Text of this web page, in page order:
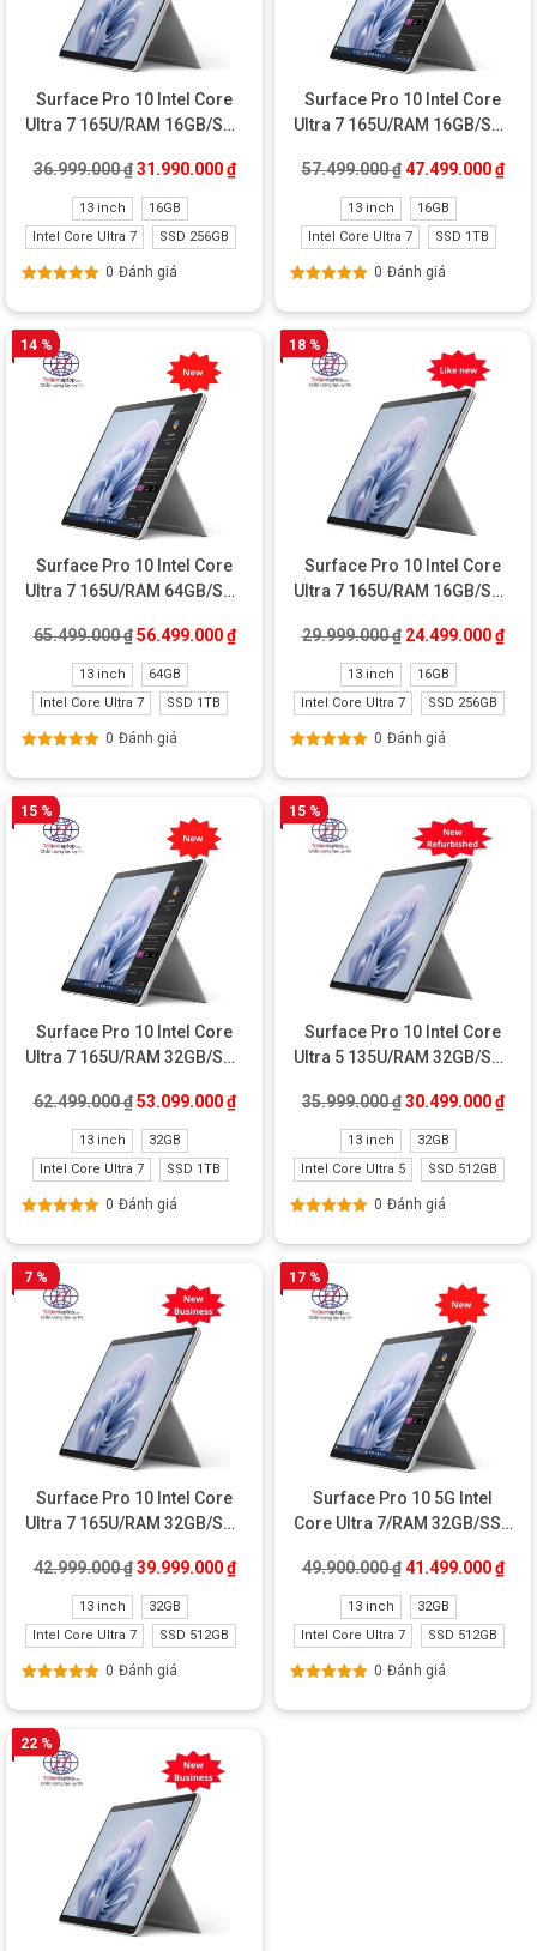
Surface Pro 10 Intel Core
Ultra 7 165U/RAM 16GB/SSD
36.999.000₫ Giá gốc là: 36.999.000 ₫.
31.990.000₫Giá hiện tại là: 31.990.000 ₫.
13 inch
16GB
Intel Core Ultra 7
SSD 256GB
0 Đánh giá
Surface Pro 10 Intel Core
Ultra 7 165U/RAM 16GB/SSD
57.499.000₫ Giá gốc là:
47.499.000₫Giá
13 inch
16GB
Intel Core Ultra 7
SSD 1TB
0 Đánh giá
14 %
Surface Pro 10 Intel Core
Ultra 7 165U/RAM 64GB/SSD
65.499.000₫ Giá gốc là: 65.499.000 ₫.
56.499.000₫Giá hiện tại là: 56.499.000 ₫.
13 inch
64GB
Intel Core Ultra 7
SSD 1TB
0 Đánh giá
18 %
Surface Pro 10 Intel Core
Ultra 7 165U/RAM 16GB/SSD
29.999.000₫ Giá gốc là:
24.499.000₫Giá
13 inch
16GB
Intel Core Ultra 7
SSD 256GB
0 Đánh giá
15 %
Surface Pro 10 Intel Core
Ultra 7 165U/RAM 32GB/SSD
62.499.000₫ Giá gốc là: 62.499.000 ₫.
53.099.000₫Giá hiện tại là: 53.099.000 ₫.
13 inch
32GB
Intel Core Ultra 7
SSD 1TB
0 Đánh giá
15 %
Surface Pro 10 Intel Core
Ultra 5 135U/RAM 32GB/SSD
35.999.000₫ Giá gốc là:
30.499.000₫Giá
13 inch
32GB
Intel Core Ultra 5
SSD 512GB
0 Đánh giá
7 %
Surface Pro 10 Intel Core
Ultra 7 165U/RAM 32GB/SSD
42.999.000₫ Giá gốc là: 42.999.000 ₫.
39.999.000₫Giá hiện tại là: 39.999.000 ₫.
13 inch
32GB
Intel Core Ultra 7
SSD 512GB
0 Đánh giá
17 %
Surface Pro 10 5G Intel
Core Ultra 7/RAM 32GB/SSD
49.900.000₫ Giá gốc là:
41.499.000₫Giá
13 inch
32GB
Intel Core Ultra 7
SSD 512GB
0 Đánh giá
22 %